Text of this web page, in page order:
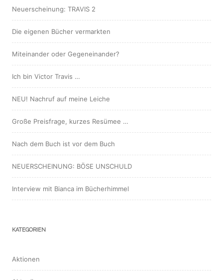
Neuerscheinung: TRAVIS 2
Die eigenen Bücher vermarkten
Miteinander oder Gegeneinander?
Ich bin Victor Travis …
NEU! Nachruf auf meine Leiche
Große Preisfrage, kurzes Resümee …
Nach dem Buch ist vor dem Buch
NEUERSCHEINUNG: BÖSE UNSCHULD
Interview mit Bianca im Bücherhimmel
KATEGORIEN
Aktionen